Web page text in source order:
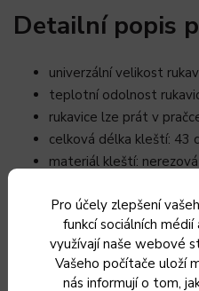
Pro účely zlepšení
funkcí sociálních
využívají naše webové
Vašeho počítače uloží
nás informují o tom,
Detailní popis
univerzální velikost
teplotní odolnost
rukavice lze prát v
celková délka kleští: 43
materiál kleští:
materiál kartáče:
Doplňkové